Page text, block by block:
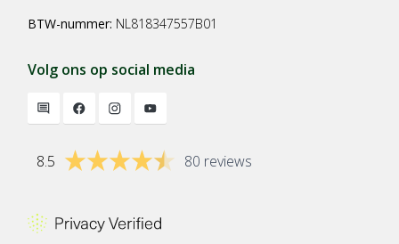
BTW-nummer: NL818347557B01
Volg ons op social media
8.5 80 reviews